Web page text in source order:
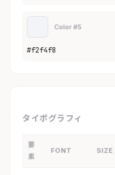
Color #5
#f2f4f8
タイポグラフィ
要
素
FONT SIZE